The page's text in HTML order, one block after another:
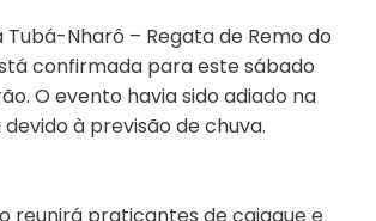
Tubá-Nharô – Regata de Remo do
confirmada para este sábado
O evento havia sido adiado na
à previsão de chuva.
reunirá praticantes de caiaque e